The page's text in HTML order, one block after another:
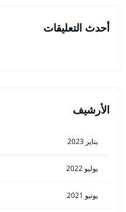
أحدث التعليقات
الأرشيف
يناير 2023
يوليو 2022
يونيو 2021